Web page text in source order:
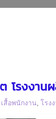
โรงงา
สื้อพนักงาน โรง